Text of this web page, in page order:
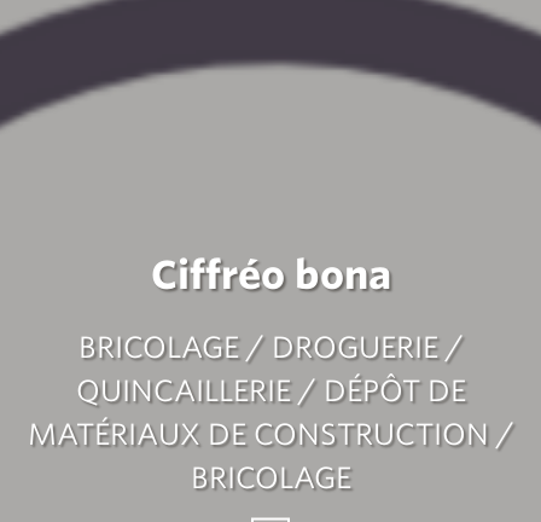
Ciffréo bona
BRICOLAGE / DROGUERIE /
QUINCAILLERIE / DÉPÔT DE
MATÉRIAUX DE CONSTRUCTION /
BRICOLAGE